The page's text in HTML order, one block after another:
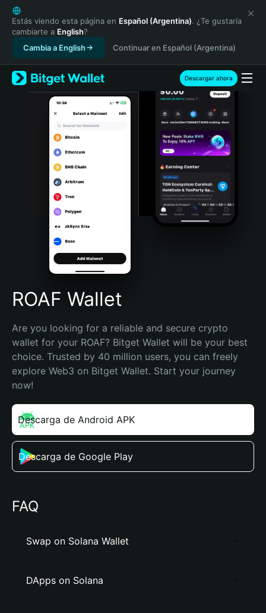
English
日本語
Tiếng Việt
Русский
Español (Latinoamérica)
Türkçe
Italiano
Português (Portugal)
Bahasa Indonesia
Português (Brasil)
Español (Argentina)
Estás viendo esta página en Español (Argentina). ¿Te gustaría
cambiarte a English?
Cambia a English
Continuar en Español (Argentina)
Descargar ahora
ROAF Wallet
Are you looking for a reliable and secure crypto
wallet for your ROAF? Bitget Wallet will be your best
choice. Trusted by 40 million users, you can freely
explore Web3 on Bitget Wallet. Start your journey
now!
Descarga de Android APK
Descarga de Google Play
FAQ
Swap on Solana Wallet
DApps on Solana